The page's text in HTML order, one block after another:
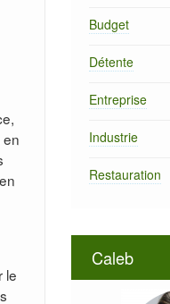
le
Budget
Détente
Entreprise
Industrie
Restauration
Caleb